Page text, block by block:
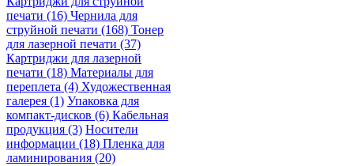
печати (16) Чернила для
струйной печати (168) Тонер
для лазерной печати (37)
Картриджи для лазерной
печати (18) Материалы для
переплета (4) Художественная
галерея (1) Упаковка для
компакт-дисков (6) Кабельная
продукция (3) Носители
информации (18) Пленка для
ламинирования (20)